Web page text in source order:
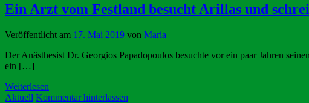
Ein Arzt vom Festland besucht Arillas und
Veröffentlicht am 17. Mai 2019 von Maria
Der Anästhesist Dr. Georgios Papadopoulos besuchte vor ein paar Jahren
ein […]
Weiterlesen
Aktuell Kommentar hinterlassen